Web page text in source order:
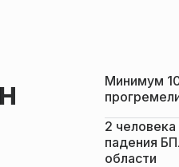
Минимум
2
падения
области